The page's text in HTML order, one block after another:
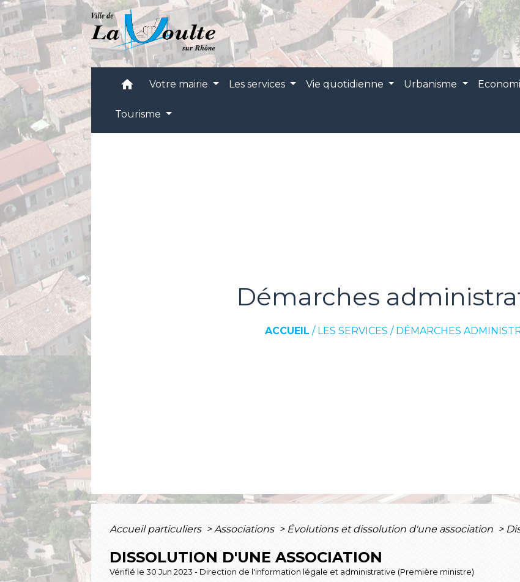
home Votre mairie Les services Vie quotidienne Urbanisme
Tourisme
Démarches
ACCUEIL / LES SERVICES / DÉMARCHES
Accueil particuliers > Associations > Évolutions et dissolution d'une association >
DISSOLUTION D'UNE ASSOCIATION
Vérifié le 30 Jun 2023 - Direction de l'information légale et administrative (Première ministre)